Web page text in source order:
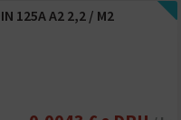
125A A2 2,2 / M2